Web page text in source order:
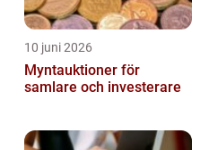
10 juni 2026
Myntauktioner för
samlare och investerare